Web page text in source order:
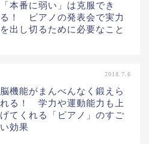
「本番に弱い」は克服でき
る！ ピアノの発表会で実力
を出し切るために必要なこと
2018.7.6
脳機能がまんべんなく鍛えら
れる！ 学力や運動能力も上
げてくれる「ピアノ」のすご
い効果